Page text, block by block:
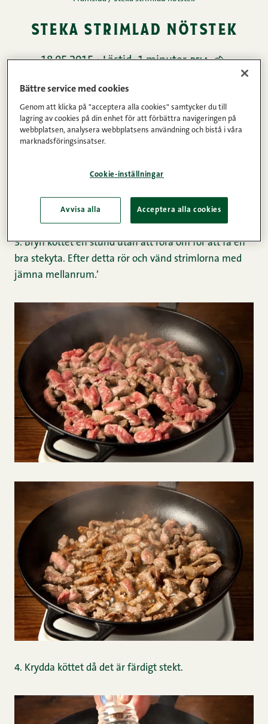
steka strimlad nötstek
18.05.2015 • Lästid: 1 minuter DELA
Kött
1. Ta ut köttet i rumstemperatur cirka en halvtimme
pannan ordentligt, en för sval panna frigör köttsaften.
3. Bryn köttet en stund utan att röra om för att få en
bra stekyta. Efter detta rör och vänd strimlorna med
jämna mellanrum.’
4. Krydda köttet då det är färdigt stekt.
Bättre service med cookies
Genom att klicka på "acceptera alla cookies" samtycker du till
lagring av cookies på din enhet för att förbättra navigeringen på
webbplatsen, analysera webbplatsens användning och bistå i våra
marknadsföringsinsatser.
Cookie-inställningar
Avvisa alla Acceptera alla cookies